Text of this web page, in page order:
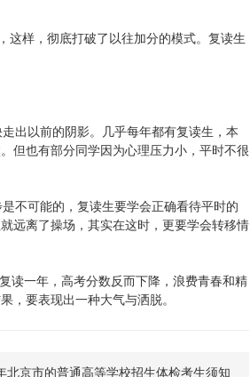
这样，彻底打破了以往加分的模式。复读生
出以前的阴影。几乎每年都有复读生，本
但也有部分同学因为心理压力小，平时不很
不可能的，复读生要学会正确看待平时的
远离了操场，其实在这时，更要学会转移情
读一年，高考分数反而下降，浪费青春和精
，要表现出一种大气与洒脱。
北京市的普通高等学校招生体检考生须知